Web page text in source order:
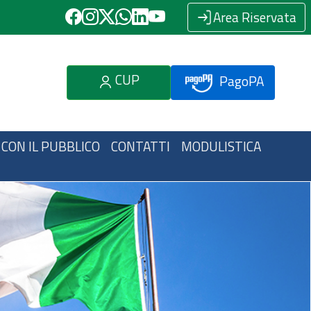
Area Riservata
CUP PagoPA
IL PUBBLICO CONTATTI MODULISTICA